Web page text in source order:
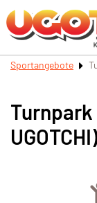
Sportangebote
UGOTCHI)